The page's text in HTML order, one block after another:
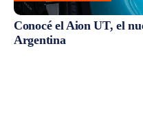
Conocé el Aion UT, el
Argentina